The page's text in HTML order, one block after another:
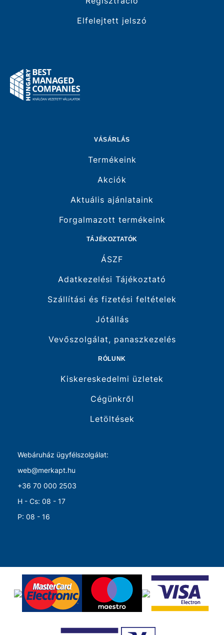
Elfelejtett jelszó
VÁSÁRLÁS
Termékeink
Akciók
Aktuális ajánlataink
Forgalmazott termékeink
TÁJÉKOZTATÓK
ÁSZF
Adatkezelési Tájékoztató
Szállítási és fizetési feltételek
Jótállás
Vevőszolgálat, panaszkezelés
RÓLUNK
Kiskereskedelmi üzletek
Cégünkről
Letöltések
Webáruház ügyfélszolgálat:
web@merkapt.hu
+36 70 000 2503
H - Cs: 08 - 17
P: 08 - 16